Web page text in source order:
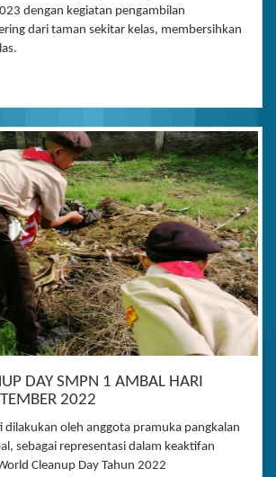
dengan kegiatan pengambilan
dari taman sekitar kelas, membersihkan
DAY SMPN 1 AMBAL HARI
2022
dilakukan oleh anggota pramuka pangkalan
sebagai representasi dalam keaktifan
Cleanup Day Tahun 2022